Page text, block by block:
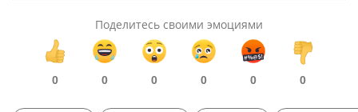
Поделитесь своими эмоциями
0 0 0 0 0 0